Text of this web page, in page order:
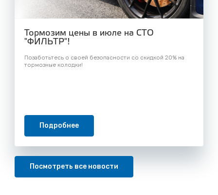
Тормозим цены в июле на СТО
"ФИЛЬТР"!
Позаботьтесь о своей безопасности со скидкой 20% на
тормозные колодки!
Подробнее
Посмотреть все новости